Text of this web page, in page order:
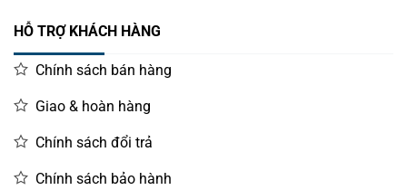
HỖ TRỢ KHÁCH HÀNG
Chính sách bán hàng
Giao & hoàn hàng
Chính sách đổi trả
Chính sách bảo hành